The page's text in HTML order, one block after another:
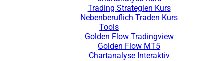
Trading Strategien Kurs
Nebenberuflich Traden Kurs
Tools
Golden Flow Tradingview
Golden Flow MT5
Chartanalyse Interaktiv